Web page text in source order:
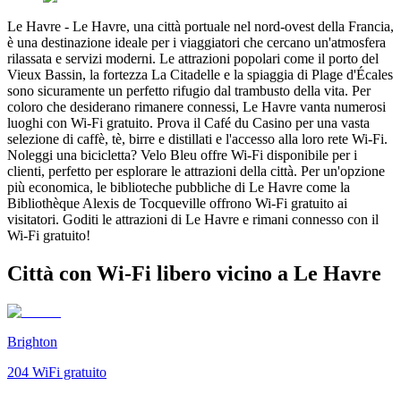
Le Havre - Le Havre, una città portuale nel nord-ovest della Francia,
è una destinazione ideale per i viaggiatori che cercano un'atmosfera
rilassata e servizi moderni. Le attrazioni popolari come il porto del
Vieux Bassin, la fortezza La Citadelle e la spiaggia di Plage d'Écales
sono sicuramente un perfetto rifugio dal trambusto della vita. Per
coloro che desiderano rimanere connessi, Le Havre vanta numerosi
luoghi con Wi-Fi gratuito. Prova il Café du Casino per una vasta
selezione di caffè, tè, birre e distillati e l'accesso alla loro rete Wi-Fi.
Noleggi una bicicletta? Velo Bleu offre Wi-Fi disponibile per i
clienti, perfetto per esplorare le attrazioni della città. Per un'opzione
più economica, le biblioteche pubbliche di Le Havre come la
Bibliothèque Alexis de Tocqueville offrono Wi-Fi gratuito ai
visitatori. Goditi le attrazioni di Le Havre e rimani connesso con il
Wi-Fi gratuito!
Città con Wi-Fi libero vicino a Le Havre
Brighton
204 WiFi gratuito